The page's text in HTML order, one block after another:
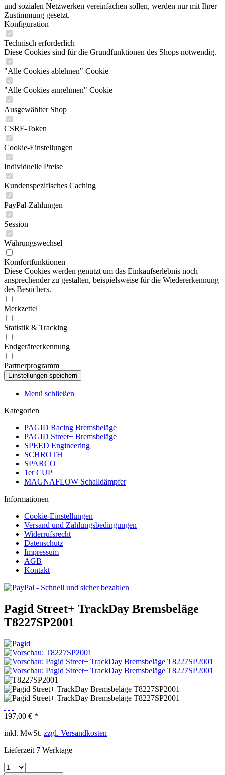
und sozialen Netzwerken vereinfachen sollen, werden nur mit Ihrer
Zustimmung gesetzt.
Konfiguration
Technisch erforderlich
Diese Cookies sind für die Grundfunktionen des Shops notwendig.
"Alle Cookies ablehnen" Cookie
"Alle Cookies annehmen" Cookie
Ausgewählter Shop
CSRF-Token
Cookie-Einstellungen
Individuelle Preise
Kundenspezifisches Caching
PayPal-Zahlungen
Session
Währungswechsel
Komfortfunktionen
Diese Cookies werden genutzt um das Einkaufserlebnis noch
ansprechender zu gestalten, beispielsweise für die Wiedererkennung
des Besuchers.
Merkzettel
Statistik & Tracking
Endgeräteerkennung
Partnerprogramm
Menü schließen
Kategorien
PAGID Racing Bremsbeläge
PAGID Street+ Bremsbeläge
SPEED Engineering
SCHROTH
SPARCO
1er CUP
MAGNAFLOW Schalldämpfer
Informationen
Cookie-Einstellungen
Versand und Zahlungsbedingungen
Widerrufsrecht
Datenschutz
Impressum
AGB
Kontakt
Pagid Street+ TrackDay Bremsbeläge
T8227SP2001
197,00 € *
inkl. MwSt. zzgl. Versandkosten
Lieferzeit 7 Werktage